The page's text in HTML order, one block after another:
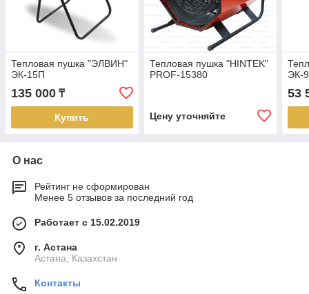
Тепловая пушка "ЭЛВИН"
ЭК-15П
135 000 ₸
Купить
Тепловая пушка "HINTEK"
PROF-15380
Цену уточняйте
ЭК-
53
О нас
Рейтинг не сформирован
Менее 5 отзывов за последний год
Работает с 15.02.2019
г. Астана
Астана, Казахстан
Контакты